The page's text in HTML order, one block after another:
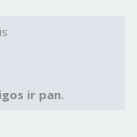
ir pan.